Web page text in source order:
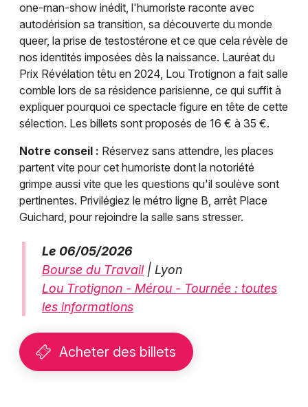
one-man-show inédit, l'humoriste raconte avec
autodérision sa transition, sa découverte du monde
queer, la prise de testostérone et ce que cela révèle de
nos identités imposées dès la naissance. Lauréat du
Prix Révélation têtu en 2024, Lou Trotignon a fait salle
comble lors de sa résidence parisienne, ce qui suffit à
expliquer pourquoi ce spectacle figure en tête de cette
sélection. Les billets sont proposés de 16 € à 35 €.
Notre conseil : Réservez sans attendre, les places
partent vite pour cet humoriste dont la notoriété
grimpe aussi vite que les questions qu'il soulève sont
pertinentes. Privilégiez le métro ligne B, arrêt Place
Guichard, pour rejoindre la salle sans stresser.
Le 06/05/2026
Bourse du Travail| Lyon
Lou Trotignon - Mérou - Tournée : toutes
les informations
Acheter des billets